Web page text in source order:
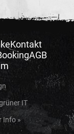
Kontakt
AGB
IT
Info »